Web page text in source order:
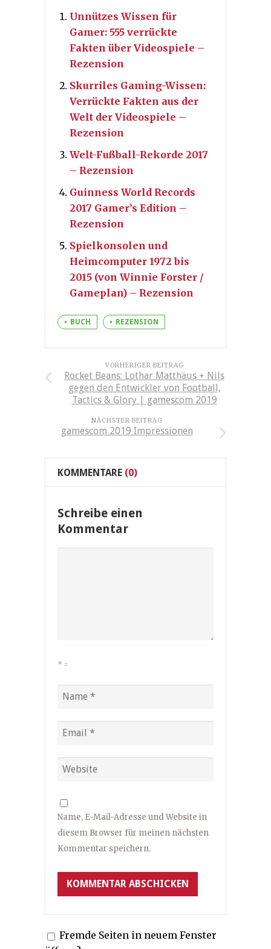
Unnützes Wissen für
Gamer: 555 verrückte
Fakten über Videospiele –
Rezension
Skurriles Gaming-Wissen:
Verrückte Fakten aus der
Welt der Videospiele –
Rezension
Welt-Fußball-Rekorde 2017
– Rezension
Guinness World Records
2017 Gamer’s Edition –
Rezension
Spielkonsolen und
Heimcomputer 1972 bis
2015 (von Winnie Forster /
Gameplan) – Rezension
BUCH REZENSION
VORHERIGER BEITRAG
Rocket Beans: Lothar Matthäus + Nils
gegen den Entwickler von Football,
Tactics & Glory | gamescom 2019
NÄCHSTER BEITRAG
gamescom 2019 Impressionen
KOMMENTARE (0)
Schreibe einen
Kommentar
* =
Name, E-Mail-Adresse und Website in
diesem Browser für meinen nächsten
Kommentar speichern.
Fremde Seiten in neuem Fenster